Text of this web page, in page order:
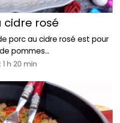
cidre rosé
porc au cidre rosé est pour
pommes...
h 20 min